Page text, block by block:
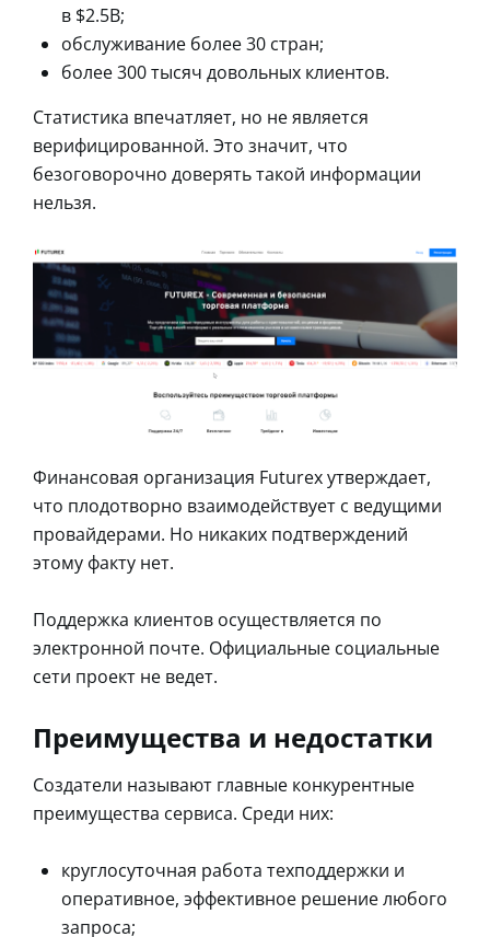
в $2.5B;
обслуживание более 30 стран;
более 300 тысяч довольных клиентов.
Статистика впечатляет, но не является
верифицированной. Это значит, что
безоговорочно доверять такой информации
нельзя.
Финансовая организация Futurex утверждает,
что плодотворно взаимодействует с ведущими
провайдерами. Но никаких подтверждений
этому факту нет.
Поддержка клиентов осуществляется по
электронной почте. Официальные социальные
сети проект не ведет.
Преимущества и недостатки
Создатели называют главные конкурентные
преимущества сервиса. Среди них:
круглосуточная работа техподдержки и
оперативное, эффективное решение любого
запроса;